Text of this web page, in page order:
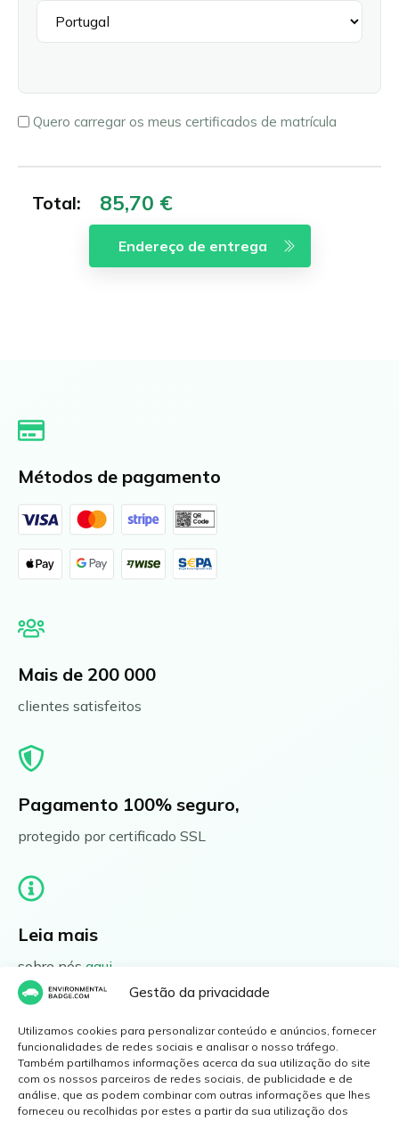
Gestão da privacidade
Utilizamos cookies para personalizar conteúdo e anúncios, fornecer
funcionalidades de redes sociais e analisar o nosso tráfego.
Também partilhamos informações acerca da sua utilização do site
com os nossos parceiros de redes sociais, de publicidade e de
análise, que as podem combinar com outras informações que lhes
forneceu ou recolhidas por estes a partir da sua utilização dos
Registration
Quero carregar os meus certificados de matrícula
Total:
Métodos de pagamento
Mais de 200 000
clientes satisfeitos
Pagamento 100% seguro,
protegido por certificado SSL
Leia mais
sobre nós aqui
Perguntas Frequentes
Opções de Entrega